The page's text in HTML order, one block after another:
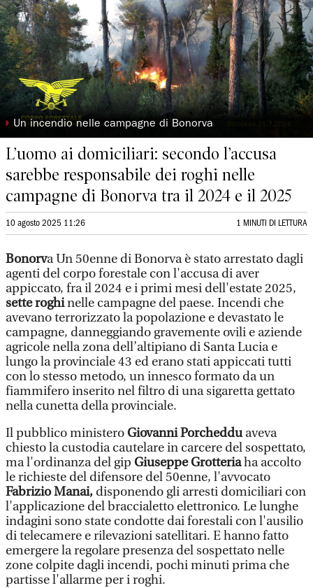
◗ Un incendio nelle campagne di Bonorva
L’uomo ai domiciliari: secondo l’accusa
sarebbe responsabile dei roghi nelle
campagne di Bonorva tra il 2024 e il 2025
10 agosto 2025 11:26 1 MINUTI DI LETTURA
Bonorva Un 50enne di Bonorva è stato arrestato dagli
agenti del corpo forestale con l'accusa di aver
appiccato, fra il 2024 e i primi mesi dell'estate 2025,
sette roghinelle campagne del paese. Incendi che
avevano terrorizzato la popolazione e devastato le
campagne, danneggiando gravemente ovili e aziende
agricole nella zona dell’altipiano di Santa Lucia e
lungo la provinciale 43 ed erano stati appiccati tutti
con lo stesso metodo, un innesco formato da un
fiammifero inserito nel filtro di una sigaretta gettato
nella cunetta della provinciale.
Il pubblico ministeroGiovanni Porchedduaveva
chiesto la custodia cautelare in carcere del sospettato,
ma l'ordinanza del gip Giuseppe Grotteriaha accolto
le richieste del difensore del 50enne, l'avvocato
Fabrizio Manai, disponendo gli arresti domiciliari con
l'applicazione del braccialetto elettronico. Le lunghe
indagini sono state condotte dai forestali con l'ausilio
di telecamere e rilevazioni satellitari. E hanno fatto
emergere la regolare presenza del sospettato nelle
zone colpite dagli incendi, pochi minuti prima che
partisse l'allarme per i roghi.